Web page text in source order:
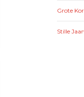
Grote
Stille